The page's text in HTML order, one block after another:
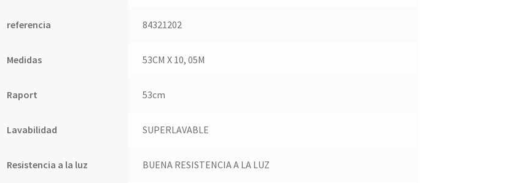
referencia 84321202
Medidas 53CM X 10, 05M
Raport 53cm
Lavabilidad SUPERLAVABLE
Resistencia a la luz BUENA RESISTENCIA A LA LUZ